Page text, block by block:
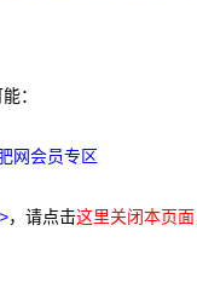
：
网会员专区
，请点击这里关闭本页